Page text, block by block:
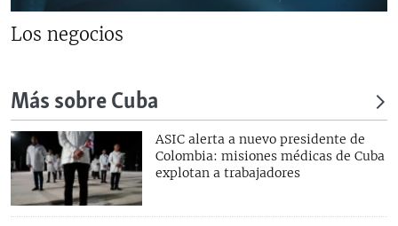
Los negocios
Más sobre Cuba
ASIC alerta a nuevo presidente de
Colombia: misiones médicas de Cuba
explotan a trabajadores